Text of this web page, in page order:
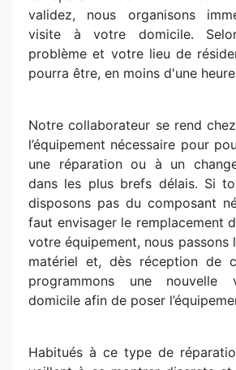
validez, nous organisons
visite à votre domicile.
problème et votre lieu de
pourra être, en moins d'une
Notre collaborateur se rend
l’équipement nécessaire pour
une réparation ou à un
dans les plus brefs délais. Si
disposons pas du composant
faut envisager le remplacement
votre équipement, nous passons
matériel et, dès réception de
programmons une
domicile afin de poser
Habitués à ce type de